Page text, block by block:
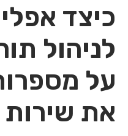
כיצד
לניהול
על
את